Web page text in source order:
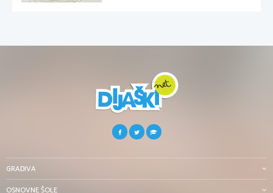
GRADIVA
OSNOVNE ŠOLE